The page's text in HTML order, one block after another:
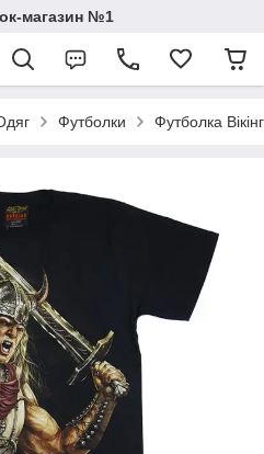
магазин №1
Футболки Футболка